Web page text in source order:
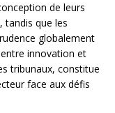
de leurs
tandis que les
globalement
innovation et
tribunaux, constitue
face aux défis